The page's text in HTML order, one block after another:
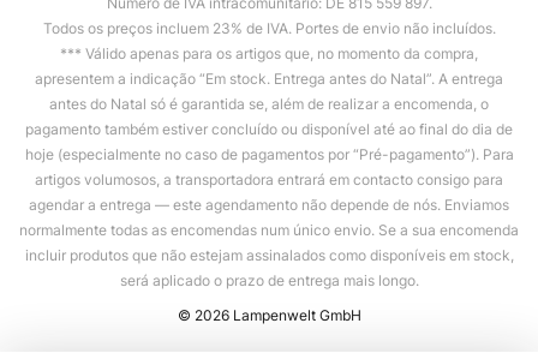
Todos os preços incluem 23% de IVA. Portes de envio não incluídos.
*** Válido apenas para os artigos que, no momento da compra,
apresentem a indicação “Em stock. Entrega antes do Natal”. A entrega
antes do Natal só é garantida se, além de realizar a encomenda, o
pagamento também estiver concluído ou disponível até ao final do dia de
hoje (especialmente no caso de pagamentos por “Pré-pagamento”). Para
artigos volumosos, a transportadora entrará em contacto consigo para
agendar a entrega — este agendamento não depende de nós. Enviamos
normalmente todas as encomendas num único envio. Se a sua encomenda
incluir produtos que não estejam assinalados como disponíveis em stock,
será aplicado o prazo de entrega mais longo.
© 2026 Lampenwelt GmbH